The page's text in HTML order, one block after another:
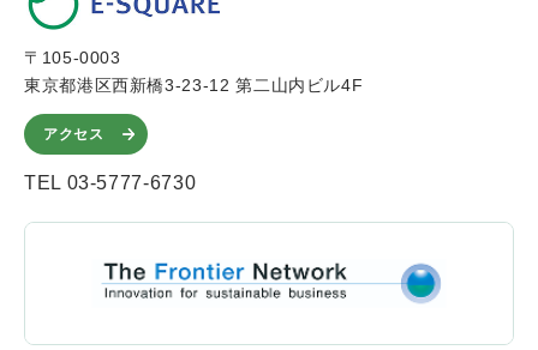
〒105-0003
東京都港区西新橋3-23-12 第二山内ビル4F
アクセス
TEL 03-5777-6730